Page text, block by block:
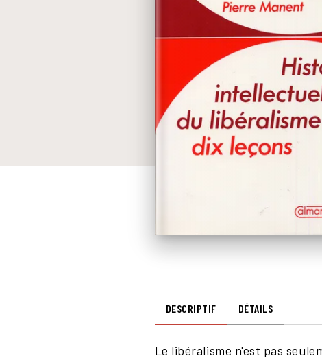
DESCRIPTIF DÉTAILS
Le libéralisme n'est pas